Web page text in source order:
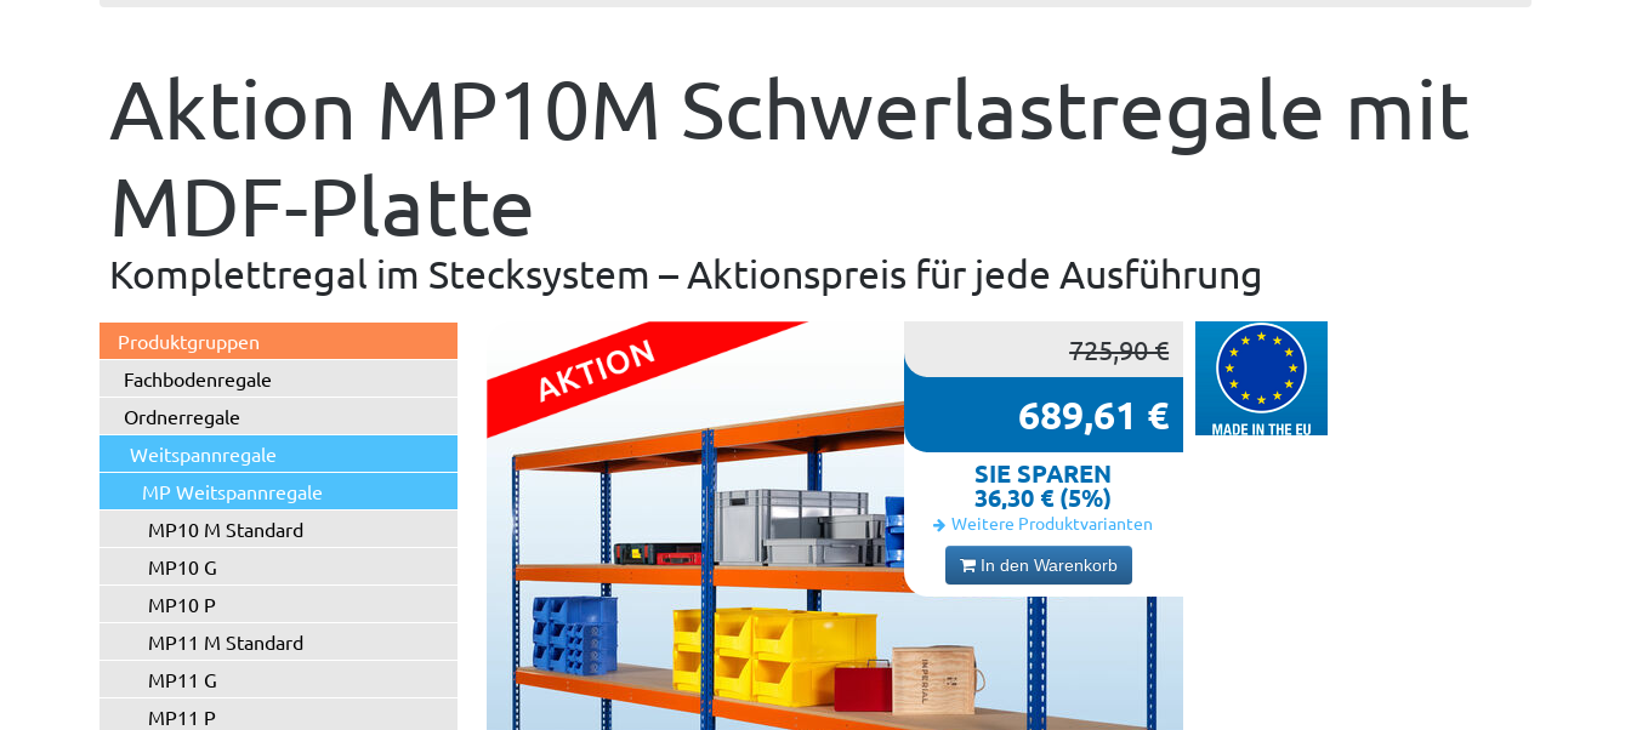
Aktion MP10M Schwerlastregale mit
MDF-Platte
Komplettregal im Stecksystem – Aktionspreis für jede Ausführung
Produktgruppen
Fachbodenregale
Ordnerregale
Weitspannregale
MP Weitspannregale
MP10 M Standard
MP10 G
MP10 P
MP11 M Standard
MP11 G
MP11 P
725,90 €
689,61 €
SIE SPAREN
36,30 € (5%)
Weitere Produktvarianten
In den Warenkorb